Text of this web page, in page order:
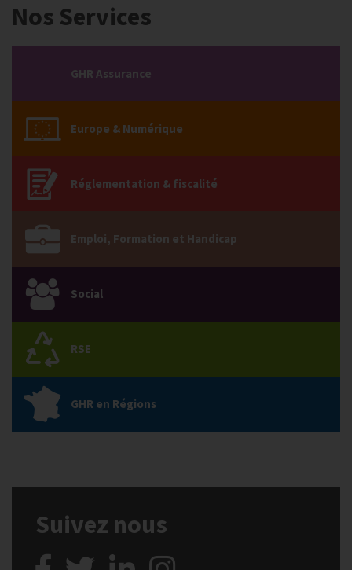
Nos Services
GHR Assurance
Europe & Numérique
Réglementation & fiscalité
Emploi, Formation et Handicap
Social
RSE
GHR en Régions
Suivez nous